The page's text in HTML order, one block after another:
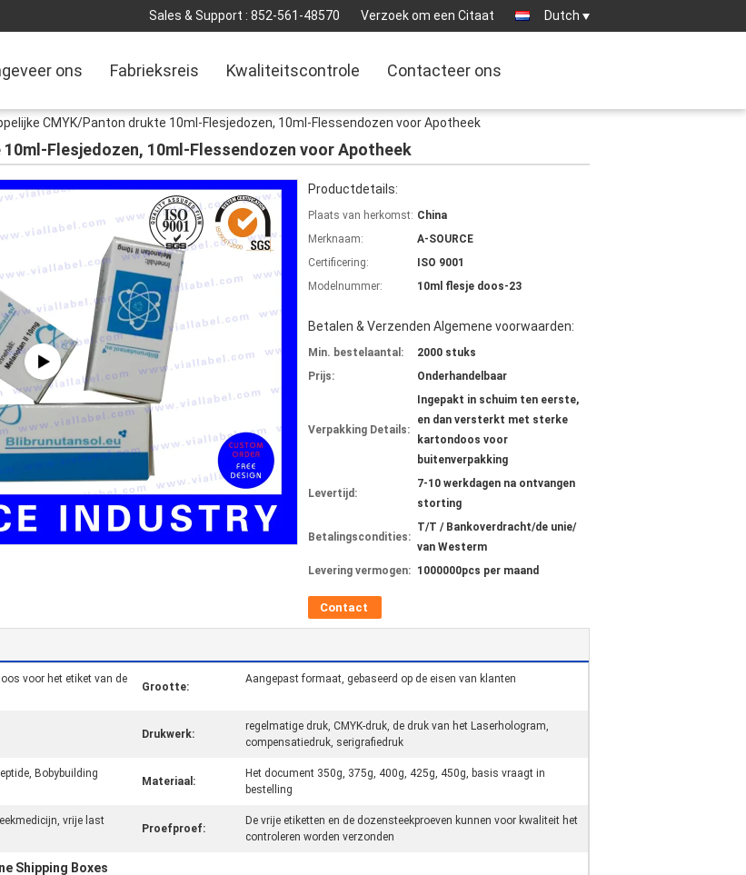
Sales & Support : 852-561-48570 Verzoek om een Citaat Dutch
ons Fabrieksreis Kwaliteitscontrole Contacteer ons
CMYK/Panton drukte 10ml-Flesjedozen, 10ml-Flessendozen voor Apotheek
Flesjedozen, 10ml-Flessendozen voor Apotheek
Productdetails:
Plaats van herkomst: China
Merknaam:
A-SOURCE
Certificering:
ISO 9001
Modelnummer:
10ml flesje doos-23
Betalen & Verzenden Algemene voorwaarden:
Min. bestelaantal:
2000 stuks
Prijs:
Onderhandelbaar
Verpakking Details:
Ingepakt in schuim ten eerste,
en dan versterkt met sterke
kartondoos voor
buitenverpakking
Levertijd:
7-10 werkdagen na ontvangen
storting
Betalingscondities:
T/T / Bankoverdracht/de unie/
van Westerm
Levering vermogen: 1000000pcs per maand
Contact
voor het etiket van de
Grootte:
Aangepast formaat, gebaseerd op de eisen van klanten
Drukwerk:
regelmatige druk, CMYK-druk, de druk van het Laserhologram,
compensatiedruk, serigrafiedruk
Bobybuilding
Materiaal:
Het document 350g, 375g, 400g, 425g, 450g, basis vraagt in
bestelling
vrije last
Proefproef:
De vrije etiketten en de dozensteekproeven kunnen voor kwaliteit het
controleren worden verzonden
Shipping Boxes